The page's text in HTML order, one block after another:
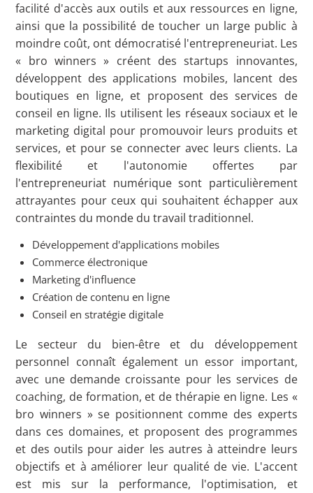
facilité d'accès aux outils et aux ressources en ligne,
ainsi que la possibilité de toucher un large public à
moindre coût, ont démocratisé l'entrepreneuriat. Les
« bro winners » créent des startups innovantes,
développent des applications mobiles, lancent des
boutiques en ligne, et proposent des services de
conseil en ligne. Ils utilisent les réseaux sociaux et le
marketing digital pour promouvoir leurs produits et
services, et pour se connecter avec leurs clients. La
flexibilité et l'autonomie offertes par
l'entrepreneuriat numérique sont particulièrement
attrayantes pour ceux qui souhaitent échapper aux
contraintes du monde du travail traditionnel.
Développement d'applications mobiles
Commerce électronique
Marketing d'influence
Création de contenu en ligne
Conseil en stratégie digitale
Le secteur du bien-être et du développement
personnel connaît également un essor important,
avec une demande croissante pour les services de
coaching, de formation, et de thérapie en ligne. Les «
bro winners » se positionnent comme des experts
dans ces domaines, et proposent des programmes
et des outils pour aider les autres à atteindre leurs
objectifs et à améliorer leur qualité de vie. L'accent
est mis sur la performance, l'optimisation, et